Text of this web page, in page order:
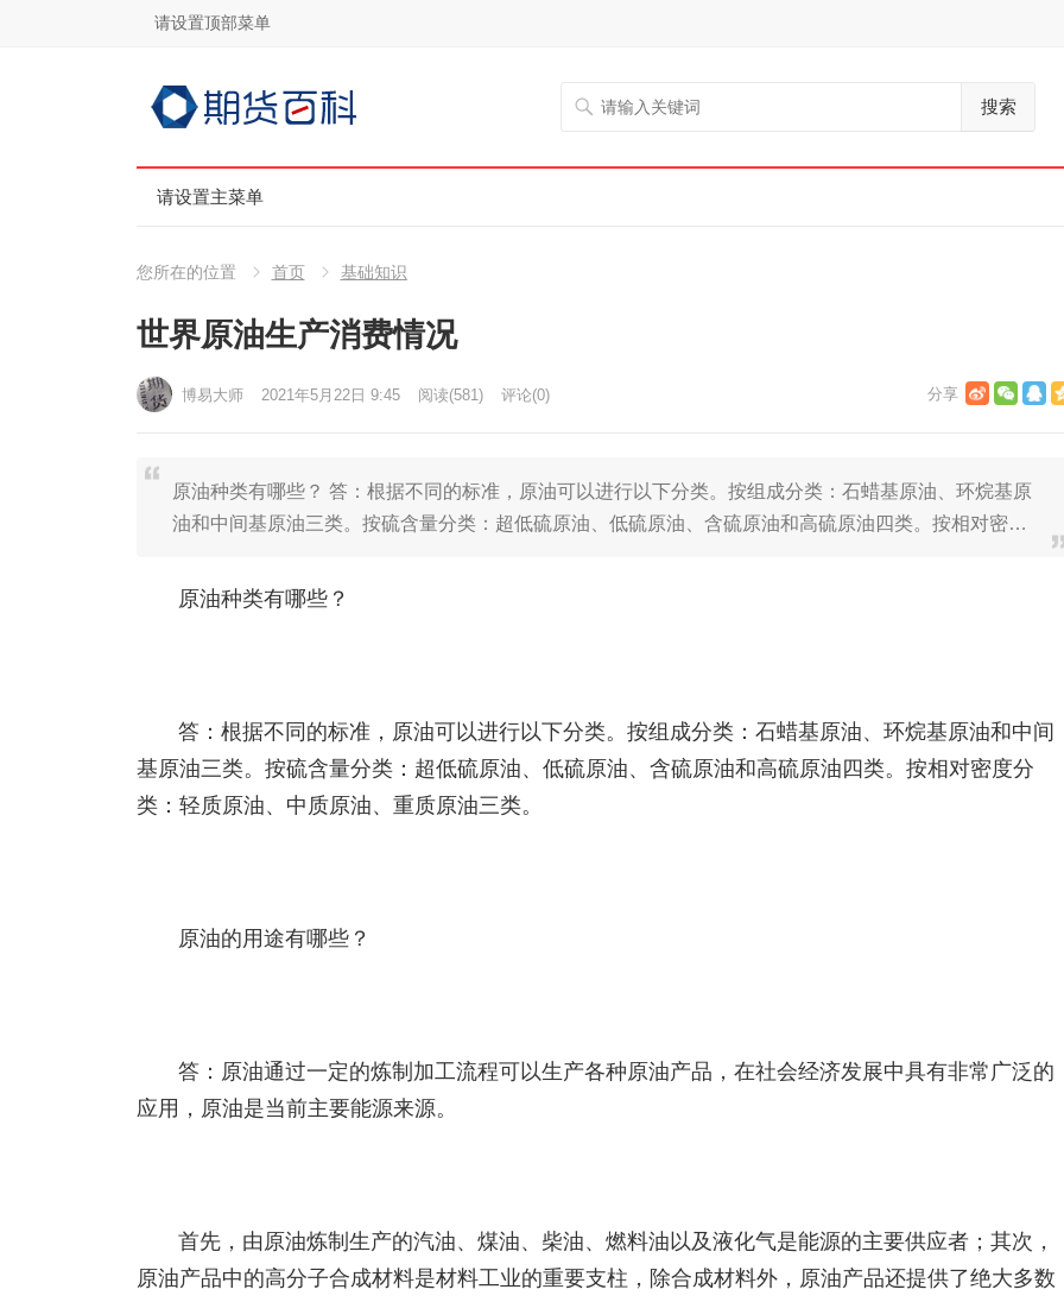
请设置顶部菜单
搜索
请设置主菜单
您所在的位置 首页 基础知识
世界原油生产消费情况
博易大师 2021年5月22日 9:45 阅读(581) 评论(0)
原油种类有哪些？ 答：根据不同的标准，原油可以进行以下分类。按组成分类：石蜡基原油、环烷基原
油和中间基原油三类。按硫含量分类：超低硫原油、低硫原油、含硫原油和高硫原油四类。按相对密…
原油种类有哪些？
答：根据不同的标准，原油可以进行以下分类。按组成分类：石蜡基原油、环烷基原油和中间
基原油三类。按硫含量分类：超低硫原油、低硫原油、含硫原油和高硫原油四类。按相对密度分
类：轻质原油、中质原油、重质原油三类。
原油的用途有哪些？
答：原油通过一定的炼制加工流程可以生产各种原油产品，在社会经济发展中具有非常广泛的
应用，原油是当前主要能源来源。
首先，由原油炼制生产的汽油、煤油、柴油、燃料油以及液化气是能源的主要供应者；其次，
原油产品中的高分子合成材料是材料工业的重要支柱，除合成材料外，原油产品还提供了绝大多数